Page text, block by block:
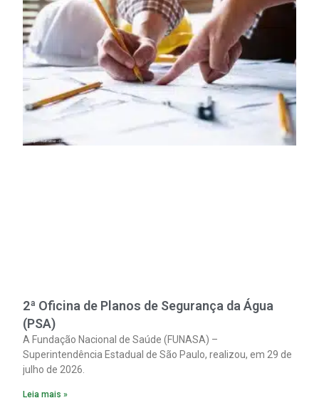
2ª Oficina de Planos de Segurança da Água
(PSA)
A Fundação Nacional de Saúde (FUNASA) –
Superintendência Estadual de São Paulo, realizou, em 29 de
julho de 2026.
Leia mais »